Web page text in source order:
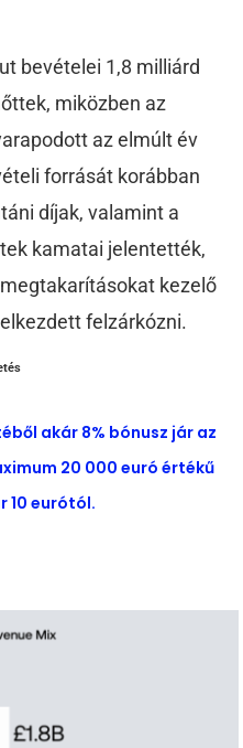
bevételei 1,8 milliárd
miközben az
az elmúlt év
forrását korábban
díjak, valamint a
kamatai jelentették,
kezelő
felzárkózni.
akár 8% bónusz jár az
20 000 euró értékű
10 eurótól.